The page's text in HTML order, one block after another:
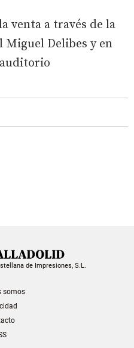
venta a través de la
Delibes y en
de Impresiones, S.L.
somos